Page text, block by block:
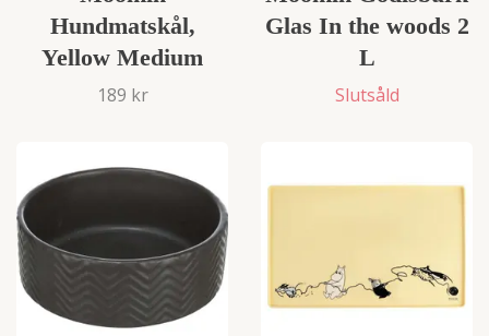
Hundmatskål,
Yellow Medium
189 kr
Glas In the woods 2
L
Slutsåld